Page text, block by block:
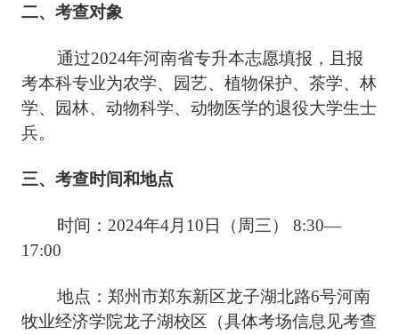
二、考查对象
通过2024年河南省专升本志愿填报，且报
考本科专业为农学、园艺、植物保护、茶学、林
学、园林、动物科学、动物医学的退役大学生士
兵。
三、考查时间和地点
时间： 2024年4月10日（周三） 8:30—
17:00
地点：郑州市郑东新区龙子湖北路6号河南
牧业经济学院龙子湖校区（具体考场信息见考查